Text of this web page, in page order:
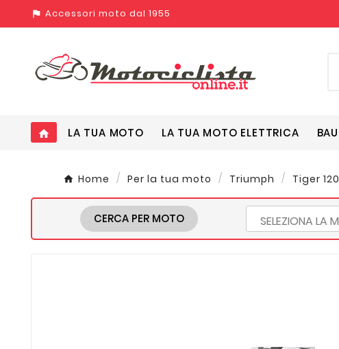
assistant_photo Accessori moto dal 1955
home LA TUA MOTO LA TUA MOTO ELETTRICA
Home Per la tua moto Triumph Tiger
CERCA PER MOTO